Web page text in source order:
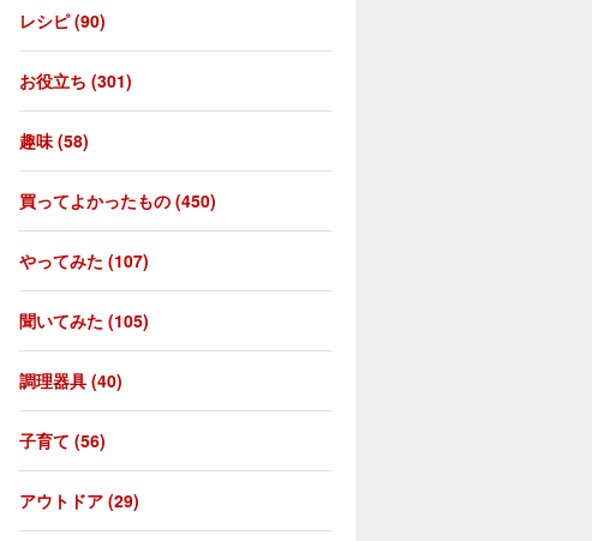
レシピ (90)
お役立ち (301)
趣味 (58)
買ってよかったもの (450)
やってみた (107)
聞いてみた (105)
調理器具 (40)
子育て (56)
アウトドア (29)